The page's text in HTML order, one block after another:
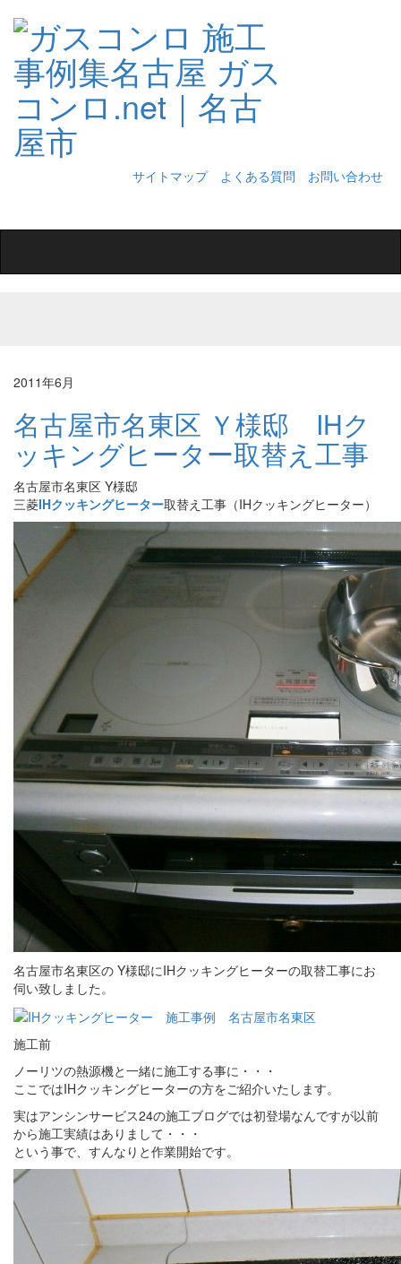
サイトマップ よくある質問
お問い合わせ
2011年6月
名古屋市名東区 Ｙ様邸 IHク
ッキングヒーター取替え工事
名古屋市名東区 Y様邸
三菱IHクッキングヒーター取替え工事（IHクッキングヒーター）
名古屋市名東区の Y様邸にIHクッキングヒーターの取替工事にお
伺い致しました。
施工前
ノーリツの熱源機と一緒に施工する事に・・・
ここではIHクッキングヒーターの方をご紹介いたします。
実はアンシンサービス24の施工ブログでは初登場なんですが以前
から施工実績はありまして・・・
という事で、すんなりと作業開始です。